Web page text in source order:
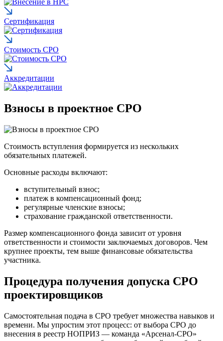
Сертификация
Стоимость СРО
Аккредитации
Взносы в проектное СРО
Стоимость вступления формируется из нескольких
обязательных платежей.
Основные расходы включают:
вступительный взнос;
платеж в компенсационный фонд;
регулярные членские взносы;
страхование гражданской ответственности.
Размер компенсационного фонда зависит от уровня
ответственности и стоимости заключаемых договоров. Чем
крупнее проекты, тем выше финансовые обязательства
участника.
Процедура получения допуска СРО
проектировщиков
Самостоятельная подача в СРО требует множества навыков и
времени. Мы упростим этот процесс: от выбора СРО до
внесения в реестр НОПРИЗ — команда «Арсенал-СРО»